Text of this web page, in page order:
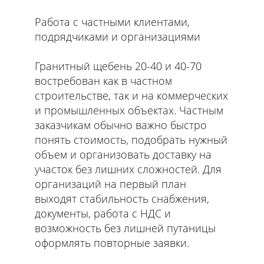
Работа с частными клиентами,
подрядчиками и организациями
Гранитный щебень 20-40 и 40-70
востребован как в частном
строительстве, так и на коммерческих
и промышленных объектах. Частным
заказчикам обычно важно быстро
понять стоимость, подобрать нужный
объем и организовать доставку на
участок без лишних сложностей. Для
организаций на первый план
выходят стабильность снабжения,
документы, работа с НДС и
возможность без лишней путаницы
оформлять повторные заявки.